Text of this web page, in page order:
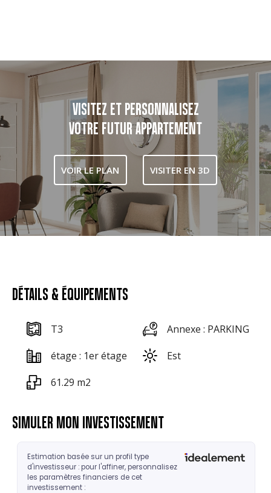
VISITEZ ET PERSONNALISEZ
VOTRE FUTUR APPARTEMENT
VOIR LE PLAN VISITER EN 3D
DÉTAILS & ÉQUIPEMENTS
T3
Annexe : PARKING
étage : 1er étage
Est
61.29 m2
SIMULER MON INVESTISSEMENT